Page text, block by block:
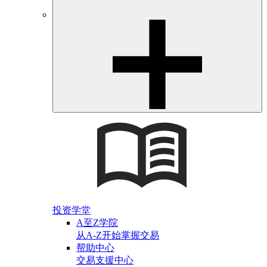
投资学堂
A至Z学院
从A-Z开始掌握交易
帮助中心
交易支援中心